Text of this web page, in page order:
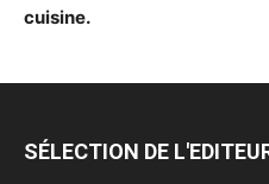
cuisine.
SÉLECTION DE